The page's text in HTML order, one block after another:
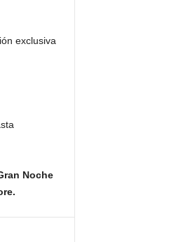
exclusiva
Noche